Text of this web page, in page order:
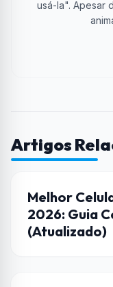
usá-la". Apesar
Artigos
DICAS
Melhor
2026: Guia
(Atualizado)